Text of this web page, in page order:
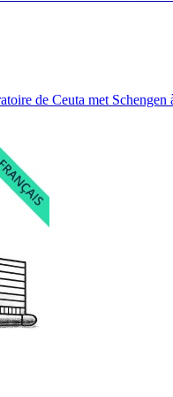
de Ceuta met Schengen